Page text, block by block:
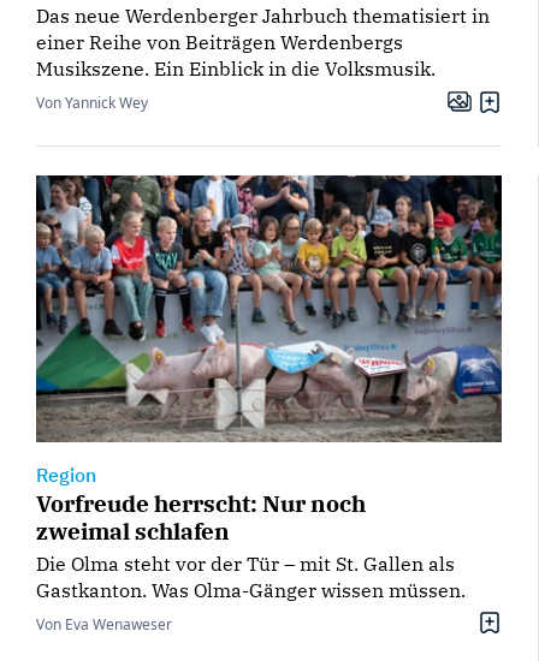
Das neue Werdenberger Jahrbuch thematisiert in
einer Reihe von Beiträgen Werdenbergs
Musikszene. Ein Einblick in die Volksmusik.
Von Yannick Wey
Region
Vorfreude herrscht: Nur noch
zweimal schlafen
Die Olma steht vor der Tür – mit St. Gallen als
Gastkanton. Was Olma-Gänger wissen müssen.
Von Eva Wenaweser